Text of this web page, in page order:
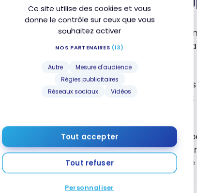
Ce site utilise des cookies et vous
donne le contrôle sur ceux que vous
souhaitez activer
NOS PARTENAIRES (13)
Autre
Mesure d'audience
Régies publicitaires
Réseaux sociaux
Vidéos
Tout accepter
Tout refuser
Personnaliser
et je suis lecteur de Milesopedia depuis
déjà et je croyais que ma carte
avantageuse.
la pandémie que je me suis mis à lire
de Milesopedia et de tout le contenu
les choses.
bien faire des voyages de quelques jours
ends et nous en profitons alors pour
dans destout inclus
. Notre
durée.